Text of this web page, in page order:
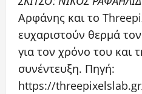
Αρφάνης και το
ευχαριστούν θερμά
για τον χρόνο του και
συνέντευξη. Πηγή:
https://